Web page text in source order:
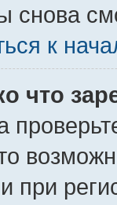
снова
к
что
при